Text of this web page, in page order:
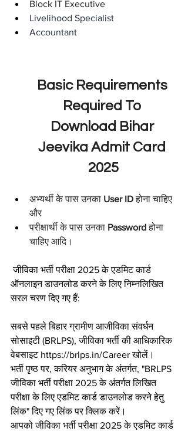
Block IT Executive
Livelihood Specialist
Accountant
Basic Requirements
Required To
Download Bihar
Jeevika Admit Card
2025
अभ्यर्थी के पास उनका User ID होना चाहिए
और
परीक्षार्थी के पास उनका Password होना
चाहिए आदि।
जीविका भर्ती परीक्षा 2025 के एडमिट कार्ड
ऑनलाइन डाउनलोड करने के लिए निम्नलिखित
सरल चरण दिए गए हैं:
सबसे पहले बिहार ग्रामीण आजीविका संवर्धन
सोसाइटी (BRLPS), जीविका भर्ती की आधिकारिक
वेबसाइट https://brlps.in/Career खोलें।
भर्ती पृष्ठ पर, करियर अनुभाग के अंतर्गत, "BRLPS
जीविका भर्ती परीक्षा 2025 के अंतर्गत लिखित
परीक्षा के लिए एडमिट कार्ड डाउनलोड करने हेतु
लिंक" दिए गए लिंक पर क्लिक करें।
आपको जीविका भर्ती परीक्षा 2025 के एडमिट कार्ड